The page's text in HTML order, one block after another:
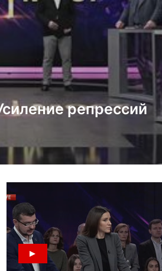
репрессий
Крыму.